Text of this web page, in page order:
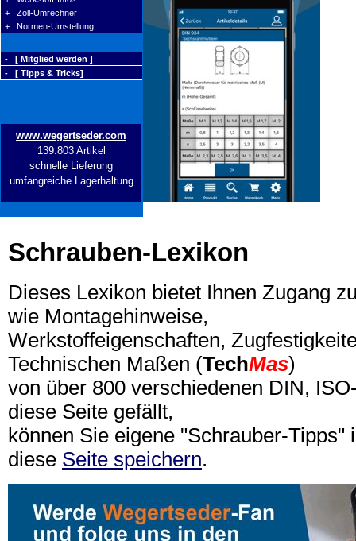
+ Zoll-Umrechner
+ Normen-Umstellung
- [ Mitglied werden ]
- [ Tipps & Tricks]
www.wegertseder.com
139.803 Artikel
schnelle Lieferung
umfangreiche Lagerhaltung
Schrauben-Lexikon
Dieses Lexikon bietet Ihnen Zugang
wie Montagehinweise,
Werkstoffeigenschaften,
Technischen Maßen (TechMas)
von über 800 verschiedenen DIN,
diese Seite gefällt,
können Sie eigene "Schrauber-Tipps"
diese Seite speichern.